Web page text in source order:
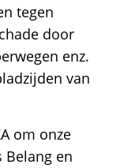
tegen
door
enz.
van
om onze
Belang en